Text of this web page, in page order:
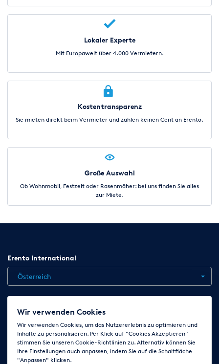
Lokaler Experte
Mit Europaweit über 4.000 Vermietern.
Kostentransparenz
Sie mieten direkt beim Vermieter und zahlen keinen Cent an Erento.
Große Auswahl
Ob Wohnmobil, Festzelt oder Rasenmäher: bei uns finden Sie alles
zur Miete.
Erento International
Österreich
Jobs Kontakt News
AGB
Impressum Cookie-Einstellungen ändern
Folge uns auf
Wir verwenden Cookies
Wir verwenden Cookies, um das Nutzererlebnis zu optimieren und
Inhalte zu personalisieren. Per Klick auf "Cookies Akzeptieren"
stimmen Sie unseren Cookie-Richtlinien zu. Alternativ können Sie
Ihre Einstellungen auch anpassen, indem Sie auf die Schaltfläche
"Anpassen" klicken.